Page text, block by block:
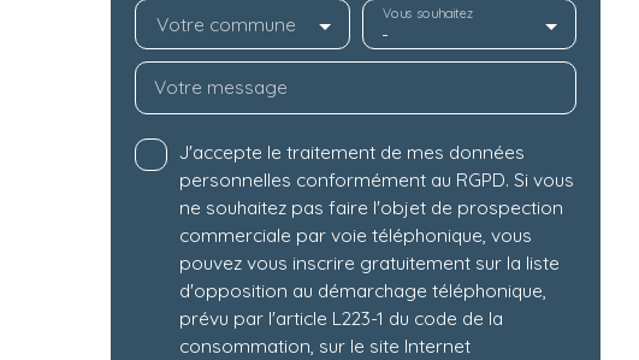
Votre commune -
Vous souhaitez
Votre message
J'accepte le traitement de mes données
personnelles conformément au RGPD. Si vous
ne souhaitez pas faire l'objet de prospection
commerciale par voie téléphonique, vous
pouvez vous inscrire gratuitement sur la liste
d'opposition au démarchage téléphonique,
prévu par l'article L223-1 du code de la
consommation, sur le site Internet